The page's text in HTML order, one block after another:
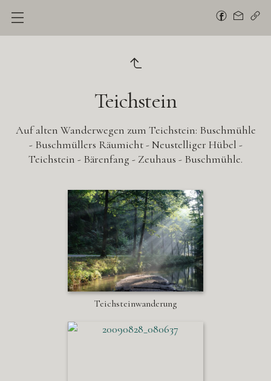
Teichstein
Auf alten Wanderwegen zum Teichstein: Buschmühle
- Buschmüllers Räumicht - Neustelliger Hübel -
Teichstein - Bärenfang - Zeuhaus - Buschmühle.
Teichsteinwanderung